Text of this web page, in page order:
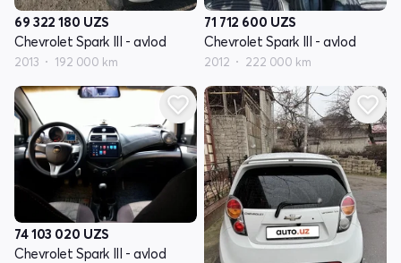
69 322 180 UZS
Chevrolet Spark III - avlod
2013 192 000 km
71 712 600 UZS
Chevrolet Spark III - avlod
2012 222 000 km
74 103 020 UZS
Chevrolet Spark III - avlod